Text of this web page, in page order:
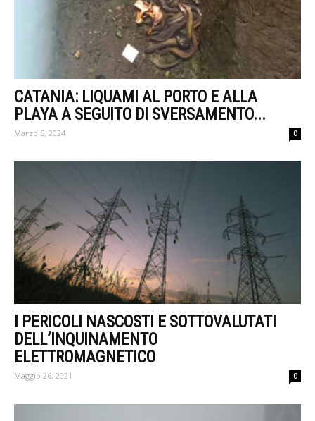
CATANIA: LIQUAMI AL PORTO E ALLA
PLAYA A SEGUITO DI SVERSAMENTO...
Marzo 5, 2024 0
I PERICOLI NASCOSTI E SOTTOVALUTATI
DELL’INQUINAMENTO
ELETTROMAGNETICO
Maggio 26, 2021 0